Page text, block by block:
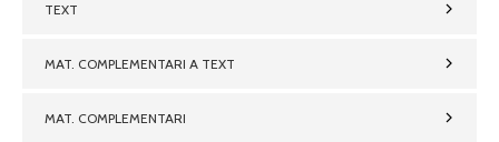
TEXT
MAT. COMPLEMENTARI A TEXT
MAT. COMPLEMENTARI